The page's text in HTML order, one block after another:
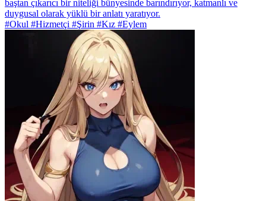
baştan çıkarıcı bir niteliği bünyesinde barındırıyor, katmanlı ve
duygusal olarak yüklü bir anlatı yaratıyor.
#Okul #Hizmetçi #Şirin #Kız #Eylem